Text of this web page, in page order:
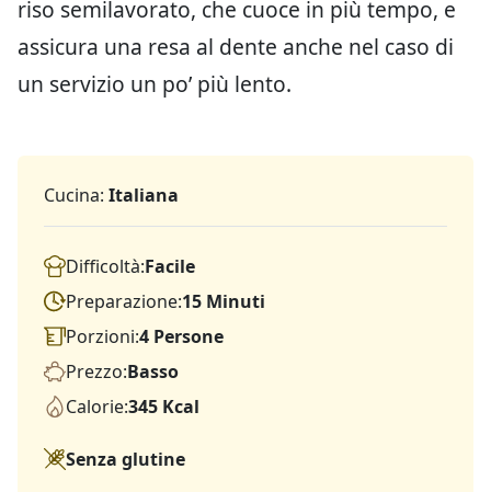
riso semilavorato, che cuoce in più tempo, e
assicura una resa al dente anche nel caso di
un servizio un po’ più lento.
Cucina: Italiana
Difficoltà:Facile
Preparazione:15 Minuti
Porzioni:4 Persone
Prezzo:Basso
Calorie:345 Kcal
Senza glutine